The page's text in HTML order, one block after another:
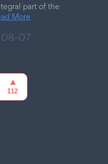
part of the
More
07